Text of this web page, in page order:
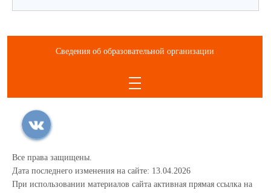
Сведения об образовательной организации
Все права защищены.
Дата последнего изменения на сайте: 13.04.2026
При использовании материалов сайта активная прямая ссылка на